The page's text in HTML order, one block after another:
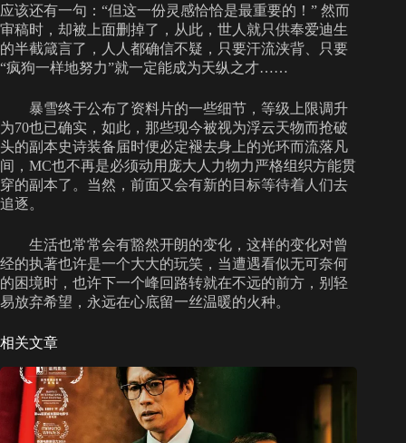
应该还有一句：“但这一份灵感恰恰是最重要的！” 然而
审稿时，却被上面删掉了，从此，世人就只供奉爱迪生
的半截箴言了，人人都确信不疑，只要汗流浃背、只要
“疯狗一样地努力”就一定能成为天纵之才……
暴雪终于公布了资料片的一些细节，等级上限调升
为70也已确实，如此，那些现今被视为浮云天物而抢破
头的副本史诗装备届时便必定褪去身上的光环而流落凡
间，MC也不再是必须动用庞大人力物力严格组织方能贯
穿的副本了。当然，前面又会有新的目标等待着人们去
追逐。
生活也常常会有豁然开朗的变化，这样的变化对曾
经的执著也许是一个大大的玩笑，当遭遇看似无可奈何
的困境时，也许下一个峰回路转就在不远的前方，别轻
易放弃希望，永远在心底留一丝温暖的火种。
相关文章